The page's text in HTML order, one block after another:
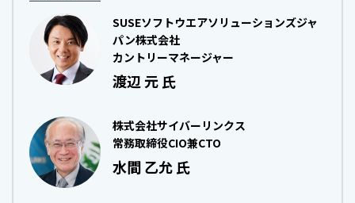
SUSEソフトウエアソリューションズジャ
パン株式会社
カントリーマネージャー
渡辺 元 氏
株式会社サイバーリンクス
常務取締役CIO兼CTO
水間 乙允 氏